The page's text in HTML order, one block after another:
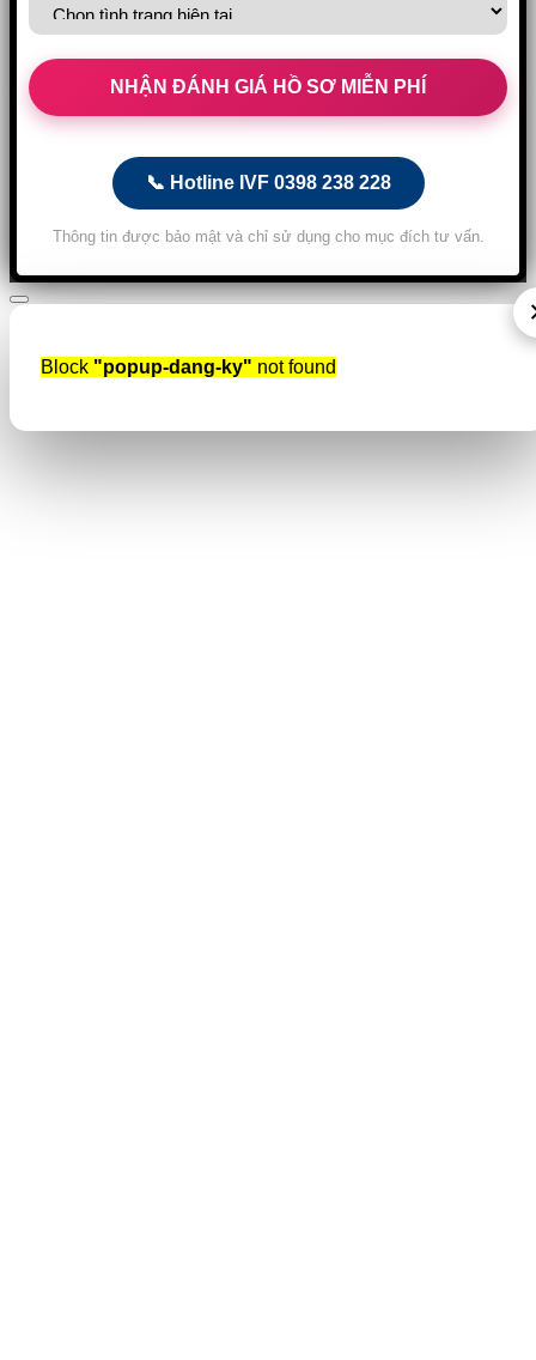
📞 Hotline IVF 0398 238 228
Thông tin được bảo mật và chỉ sử dụng cho mục đích tư vấn.
Block "popup-dang-ky" not found